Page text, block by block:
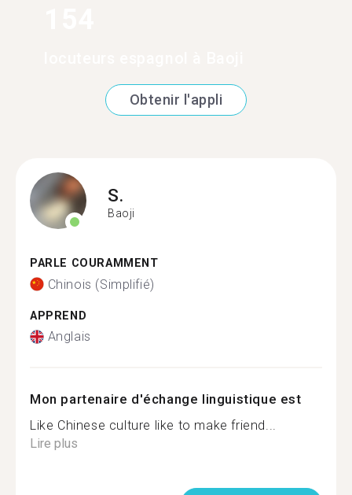
Obtenir l'appli
S.
Baoji
PARLE COURAMMENT
Chinois (Simplifié)
APPREND
Anglais
Mon partenaire d'échange linguistique est
Like Chinese culture like to make friend...
Lire plus